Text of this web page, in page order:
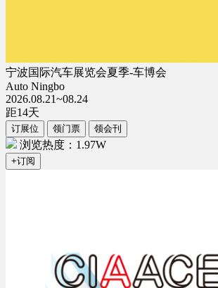
宁波国际汽车展览会夏季-车博会
Auto Ningbo
2026.08.21~08.24
距14天
订展位 领门票 领会刊
浏览热度：1.97W
+订阅